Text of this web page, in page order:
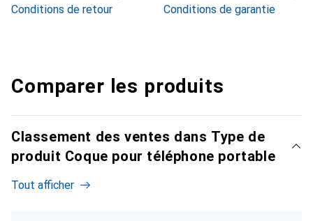
Conditions de retour
Conditions de garantie
Comparer les produits
Classement des ventes dans Type de
produit Coque pour téléphone portable
Tout afficher